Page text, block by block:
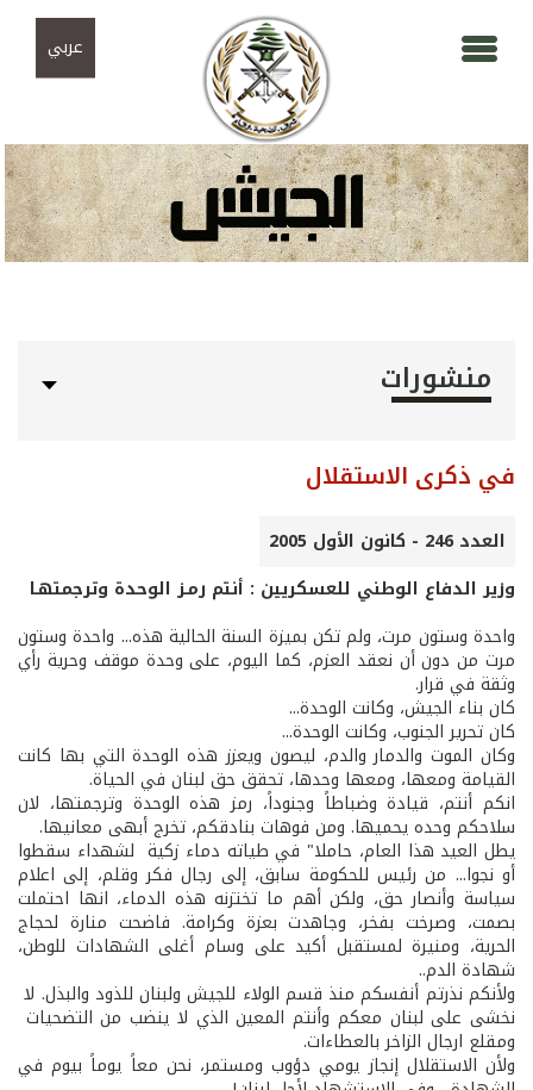
عربي
منشورات
في ذكرى الاستقلال
العدد 246 - كانون الأول 2005
وزير الدفاع الوطني للعسكريين : أنتم رمـز الوحدة وترجمتهـا
واحدة وستون مرت، ولم تكن بميزة السنة الحالية هذه... واحدة وستون
مرت من دون أن نعقد العزم، كما اليوم، على وحدة موقف وحرية رأي
وثقة في قرار.
كان بناء الجيش، وكانت الوحدة...
كان تحرير الجنوب، وكانت الوحدة...
وكان الموت والدمار والدم، ليصون ويعزز هذه الوحدة التي بها كانت
القيامة ومعها، ومعها وحدها، تحقق حق لبنان في الحياة.
انكم أنتم، قيادة وضباطاً وجنوداً، رمز هذه الوحدة وترجمتها، لان
سلاحكم وحده يحميها. ومن فوهات بنادقكم، تخرج أبهى معانيها.
يطل العيد هذا العام، حاملا" في طياته دماء زكية لشهداء سقطوا
أو نجوا... من رئيس للحكومة سابق، إلى رجال فكر وقلم، إلى اعلام
سياسة وأنصار حق، ولكن أهم ما تختزنه هذه الدماء، انها احتملت
بصمت، وصرخت بفخر، وجاهدت بعزة وكرامة. فاضحت منارة لحجاج
الحرية، ومنيرة لمستقبل أكيد على وسام أغلى الشهادات للوطن،
شهادة الدم..
ولأنكم نذرتم أنفسكم منذ قسم الولاء للجيش ولبنان للذود والبذل. لا
نخشى على لبنان معكم وأنتم المعين الذي لا ينضب من التضحيات
ومقلع ارجال الزاخر بالعطاءات.
ولأن الاستقلال إنجاز يومي دؤوب ومستمر، نحن معاً يوماً بيوم في